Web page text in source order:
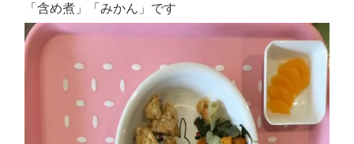
「含め煮」「みかん」です